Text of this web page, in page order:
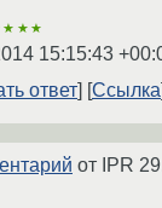
15:15:43
ответ
Ссылка
от IPR